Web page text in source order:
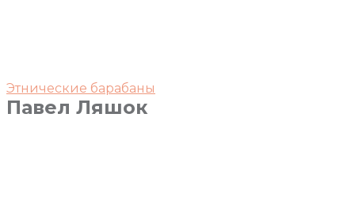
Этнические барабаны
Павел Ляшок